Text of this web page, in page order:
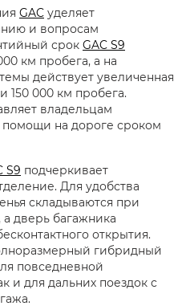
GAC уделяет
и вопросам
срок GAC S9
км пробега, а на
действует увеличенная
150 000 км пробега.
владельцам
на дороге сроком
S9 подчеркивает
Для удобства
складываются при
дверь багажника
открытия.
гибридный
повседневной
и для дальних поездок с